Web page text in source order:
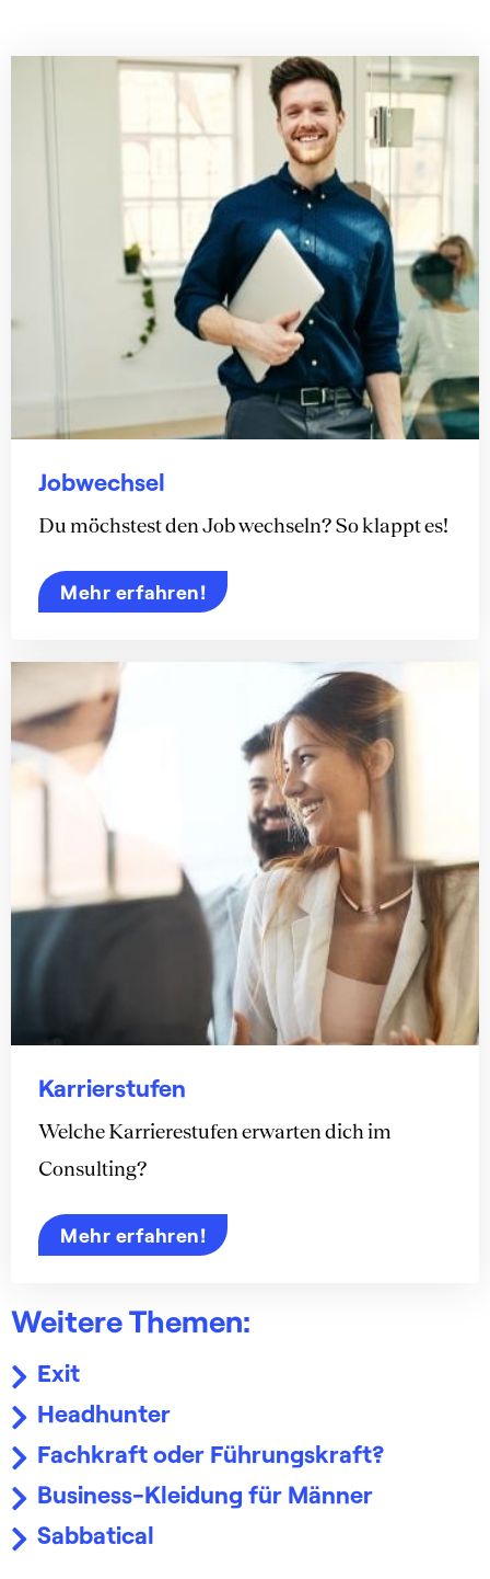
Jobwechsel
Du möchstest den Job wechseln? So klappt es!
Mehr erfahren!
Karrierstufen
Welche Karrierestufen erwarten dich im
Consulting?
Mehr erfahren!
Weitere Themen:
Exit
Headhunter
Fachkraft oder Führungskraft?
Business-Kleidung für Männer
Sabbatical